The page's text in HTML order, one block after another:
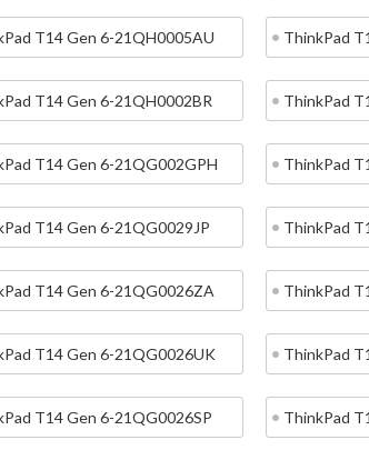
T14 Gen 6-21QH0005AU ThinkPad
T14 Gen 6-21QH0002BR ThinkPad
T14 Gen 6-21QG002GPH ThinkPad
T14 Gen 6-21QG0029JP ThinkPad
T14 Gen 6-21QG0026ZA ThinkPad
T14 Gen 6-21QG0026UK ThinkPad
T14 Gen 6-21QG0026SP ThinkPad